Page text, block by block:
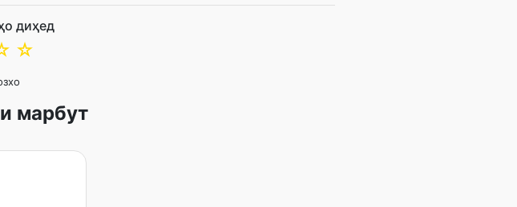
диҳед
☆
марбут